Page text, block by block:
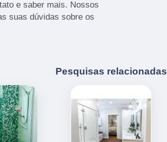
e saber mais. Nossos
suas dúvidas sobre os
Pesquisas relacionadas